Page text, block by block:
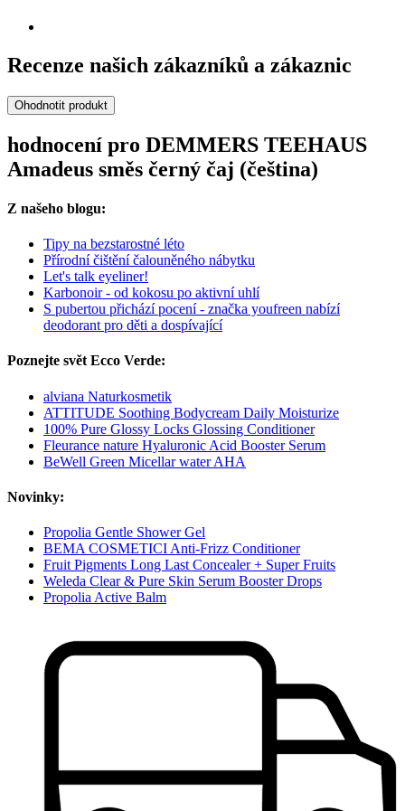
Recenze našich zákazníků a zákaznic
Ohodnotit produkt
hodnocení pro DEMMERS TEEHAUS
Amadeus směs černý čaj (čeština)
Z našeho blogu:
Tipy na bezstarostné léto
Přírodní čištění čalouněného nábytku
Let's talk eyeliner!
Karbonoir - od kokosu po aktivní uhlí
S pubertou přichází pocení - značka youfreen nabízí
deodorant pro děti a dospívající
Poznejte svět Ecco Verde:
alviana Naturkosmetik
ATTITUDE Soothing Bodycream Daily Moisturize
100% Pure Glossy Locks Glossing Conditioner
Fleurance nature Hyaluronic Acid Booster Serum
BeWell Green Micellar water AHA
Novinky:
Propolia Gentle Shower Gel
BEMA COSMETICI Anti-Frizz Conditioner
Fruit Pigments Long Last Concealer + Super Fruits
Weleda Clear & Pure Skin Serum Booster Drops
Propolia Active Balm